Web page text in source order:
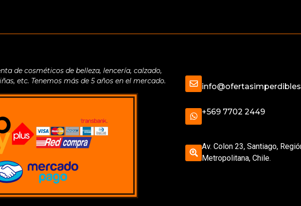
de cosméticos de belleza, lencería, calzado,
etc. Tenemos más de 5 años en el mercado.
+569 7702 2449
Av. Colon 23, Santiago,
Metropolitana, Chile.